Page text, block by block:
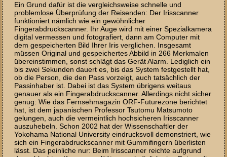
Ein Grund dafür ist die vergleichsweise schnelle und
problemlose Überprüfung der Reisenden: Der Irisscanner
funktioniert nämlich wie ein gewöhnlicher
Fingerabdruckscanner. Ihr Auge wird mit einer Spezialkamera
digital vermessen und fotografiert, dann am Computer mit
dem gespeicherten Bild Ihrer Iris verglichen. Insgesamt
müssen Original und gespeichertes Abbild in 266 Merkmalen
übereinstimmen, sonst schlägt das Gerät Alarm. Lediglich ein
bis zwei Sekunden dauert es, bis das System festgestellt hat,
ob die Person, die den Pass vorzeigt, auch tatsächlich der
Passinhaber ist. Dabei ist das System übrigens weitaus
genauer als ein Fingerabdruckscanner. Allerdings nicht sicher
genug: Wie das Fernsehmagazin ORF-Futurezone berichtet
hat, ist dem japanischen Professor Tsutomu Matsumoto
gelungen, auch die vermeintlich hochsicheren Irisscanner
auszuhebeln. Schon 2002 hat der Wissenschaftler der
Yokohama National University eindrucksvoll demonstriert, wie
sich ein Fingerabdruckscanner mit Gummifingern überlisten
lässt. Das peinliche nur: Beim Irisscanner reichte aufgrund